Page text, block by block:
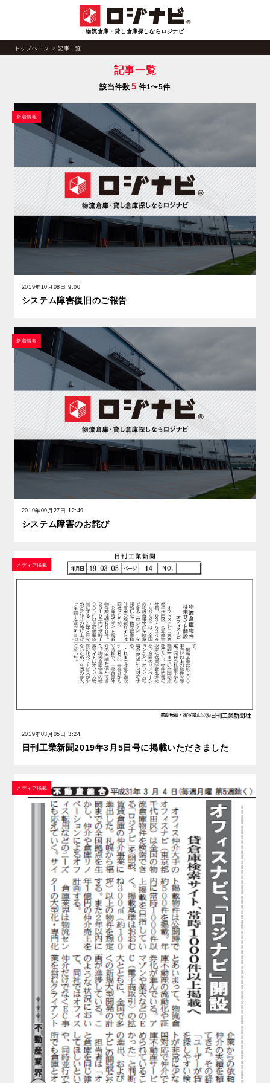
物流倉庫・貸し倉庫探しならロジナビ
トップページ 記事一覧
記事一覧
該当件数 5 件1〜5件
新着情報
2019年10月08日 9:00
システム障害復旧のご報告
新着情報
2019年09月27日 12:49
システム障害のお詫び
メディア掲載
2019年03月05日 3:24
日刊工業新聞2019年3月5日号に掲載いただきました
メディア掲載